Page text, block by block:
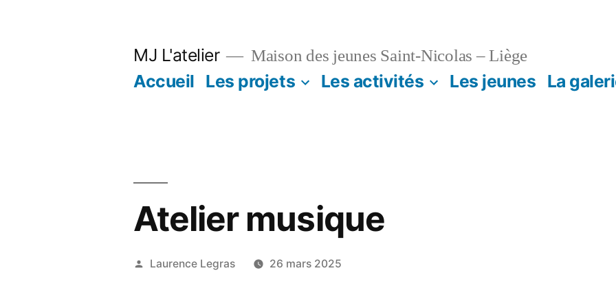
MJ L'atelier Maison des jeunes Saint-Nicolas – Liège
Accueil Les projets Les activités Les jeunes La
Atelier musique
Publié
Laurence Legras 26 mars 2025